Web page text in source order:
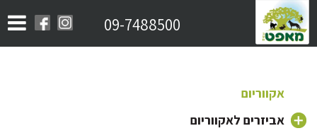
09-7488500
אקווריום
אביזרים לאקווריום